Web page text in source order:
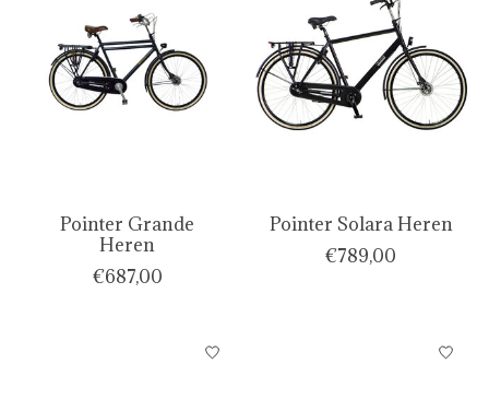
Pointer Grande
Heren
€687,00
Pointer Solara Heren
€789,00